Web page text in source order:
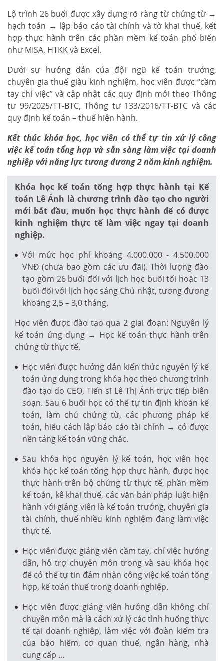
Lộ trình 26 buổi được xây dựng rõ ràng từ chứng từ →
hạch toán → lập báo cáo tài chính và tờ khai thuế, kết
hợp thực hành trên các phần mềm kế toán phổ biến
như MISA, HTKK và Excel.
Dưới sự hướng dẫn của đội ngũ kế toán trưởng,
chuyên gia thuế giàu kinh nghiệm, học viên được “cầm
tay chỉ việc” và cập nhật các quy định mới theo Thông
tư 99/2025/TT-BTC, Thông tư 133/2016/TT-BTC và các
quy định kế toán – thuế hiện hành.
Kết thúc khóa học, học viên có thể tự tin xử lý công
việc kế toán tổng hợp và sẵn sàng làm việc tại doanh
nghiệp với năng lực tương đương 2 năm kinh nghiệm.
Khóa học kế toán tổng hợp thực hành tại Kế
toán Lê Ánh là chương trình đào tạo cho người
mới bắt đầu, muốn học thực hành để có được
kinh nghiệm thực tế làm việc ngay tại doanh
nghiệp.
Với mức học phí khoảng 4.000.000 - 4.500.000
VNĐ (chưa bao gồm các ưu đãi). Thời lượng đào
tạo gồm 26 buổi đối với lịch học buổi tối hoặc 13
buổi đối với lịch học sáng Chủ nhật, tương đương
khoảng 2,5 – 3,0 tháng.
Học viên được đào tạo qua 2 giai đoạn: Nguyên lý
kế toán ứng dụng → Học kế toán thực hành trên
chứng từ thực tế.
Học viên được hướng dẫn kiến thức nguyên lý kế
toán ứng dụng trong khóa học theo chương trình
đào tạo do CEO, Tiến sĩ Lê Thị Ánh trực tiếp biên
soạn. Sau 6 buổi học có thể tự tin định khoản kế
toán, làm chủ chứng từ, các phương pháp kế
toán, hiểu cách lập báo cáo tài chính → có được
nền tảng kế toán vững chắc.
Sau khóa học nguyên lý kế toán, học viên học
khóa học kế toán tổng hợp thực hành, được học
thực hành trên bộ chứng từ thực tế, phần mềm
kế toán, kê khai thuế, các văn bản pháp luật hiện
hành với giảng viên là kế toán trưởng, chuyên gia
tài chính, thuế nhiều kinh nghiệm đang làm việc
thực tế.
Học viên được giảng viên cầm tay, chỉ việc hướng
dẫn, hỗ trợ chuyên môn trong và sau khóa học
để có thể tự tin đảm nhận công việc kế toán tổng
hợp, kế toán thuế trong doanh nghiệp.
Học viên được giảng viên hướng dẫn không chỉ
chuyên môn mà là cách xử lý các tình huống thực
tế tại doanh nghiệp, làm việc với đoàn kiểm tra
của bảo hiểm, cơ quan thuế, ngân hàng, nhà
cung cấp …